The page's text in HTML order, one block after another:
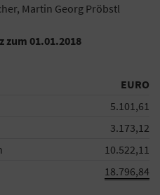
Martin Georg Pröbstl
01.01.2018
EURO
5.101,61
3.173,12
10.522,11
18.796,84